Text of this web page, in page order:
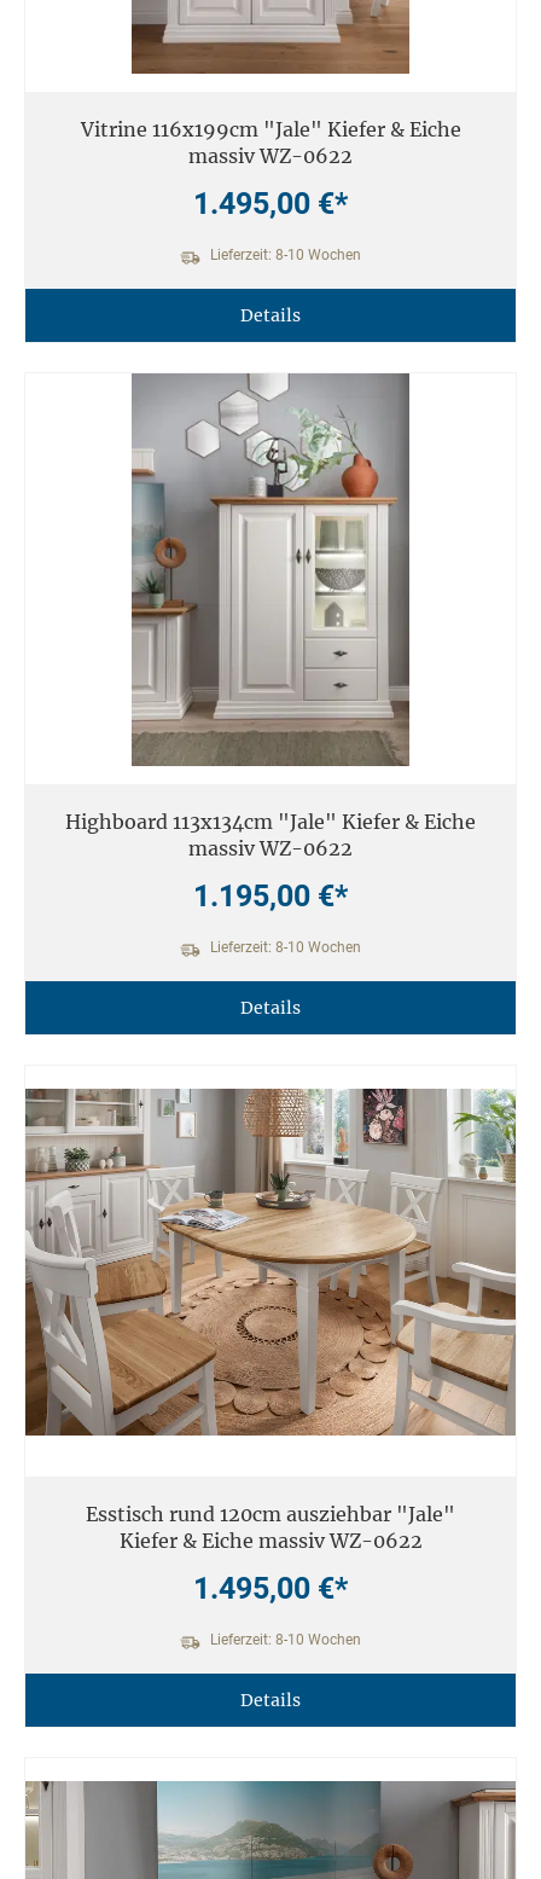
Vitrine 116x199cm "Jale" Kiefer & Eiche
massiv WZ-0622
1.495,00 €*
Lieferzeit: 8-10 Wochen
Details
Highboard 113x134cm "Jale" Kiefer & Eiche
massiv WZ-0622
1.195,00 €*
Lieferzeit: 8-10 Wochen
Details
Esstisch rund 120cm ausziehbar "Jale"
Kiefer & Eiche massiv WZ-0622
1.495,00 €*
Lieferzeit: 8-10 Wochen
Details